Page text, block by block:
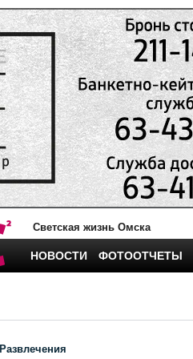
Светская жизнь Омска
НОВОСТИ ФОТООТЧЕТЫ
Развлечения